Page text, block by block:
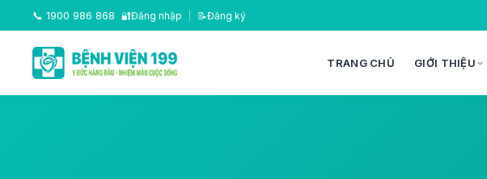
📞 1900 986 868 🔐Đăng nhập 📝Đăng ký
TRANG CHỦ GIỚI THIỆU